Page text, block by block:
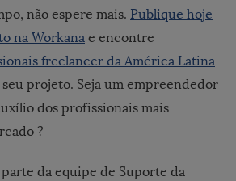
não espere mais. Publique hoje
na Workana e encontre
freelancer da América Latina
projeto. Seja um empreendedor
dos profissionais mais
?
parte da equipe de Suporte da